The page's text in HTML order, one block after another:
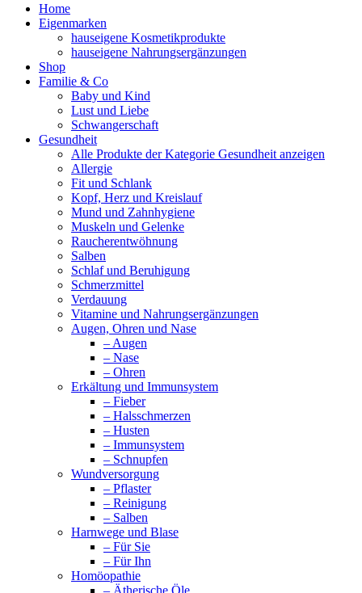
Home
Eigenmarken
hauseigene Kosmetikprodukte
hauseigene Nahrungsergänzungen
Shop
Familie & Co
Baby und Kind
Lust und Liebe
Schwangerschaft
Gesundheit
Alle Produkte der Kategorie Gesundheit anzeigen
Allergie
Fit und Schlank
Kopf, Herz und Kreislauf
Mund und Zahnhygiene
Muskeln und Gelenke
Raucherentwöhnung
Salben
Schlaf und Beruhigung
Schmerzmittel
Verdauung
Vitamine und Nahrungsergänzungen
Augen, Ohren und Nase
– Augen
– Nase
– Ohren
Erkältung und Immunsystem
– Fieber
– Halsschmerzen
– Husten
– Immunsystem
– Schnupfen
Wundversorgung
– Pflaster
– Reinigung
– Salben
Harnwege und Blase
– Für Sie
– Für Ihn
Homöopathie
– Ätherische Öle